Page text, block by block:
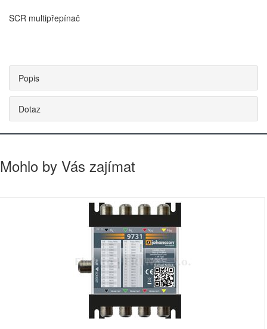
SCR multipřepínač
Popis
Dotaz
Mohlo by Vás zajímat